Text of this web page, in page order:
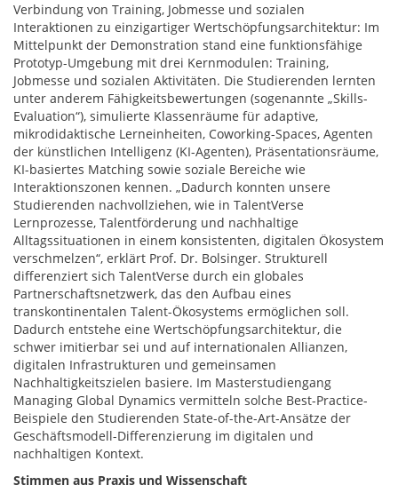
Verbindung von Training, Jobmesse und sozialen
Interaktionen zu einzigartiger Wertschöpfungsarchitektur: Im
Mittelpunkt der Demonstration stand eine funktionsfähige
Prototyp-Umgebung mit drei Kernmodulen: Training,
Jobmesse und sozialen Aktivitäten. Die Studierenden lernten
unter anderem Fähigkeitsbewertungen (sogenannte „Skills-
Evaluation“), simulierte Klassenräume für adaptive,
mikrodidaktische Lerneinheiten, Coworking-Spaces, Agenten
der künstlichen Intelligenz (KI-Agenten), Präsentationsräume,
KI-basiertes Matching sowie soziale Bereiche wie
Interaktionszonen kennen. „Dadurch konnten unsere
Studierenden nachvollziehen, wie in TalentVerse
Lernprozesse, Talentförderung und nachhaltige
Alltagssituationen in einem konsistenten, digitalen Ökosystem
verschmelzen“, erklärt Prof. Dr. Bolsinger. Strukturell
differenziert sich TalentVerse durch ein globales
Partnerschaftsnetzwerk, das den Aufbau eines
transkontinentalen Talent-Ökosystems ermöglichen soll.
Dadurch entstehe eine Wertschöpfungsarchitektur, die
schwer imitierbar sei und auf internationalen Allianzen,
digitalen Infrastrukturen und gemeinsamen
Nachhaltigkeitszielen basiere.​​ Im Masterstudiengang
Managing Global Dynamics vermitteln solche Best-Practice-
Beispiele den Studierenden State-of-the-Art-Ansätze der
Geschäftsmodell-Differenzierung im digitalen und
nachhaltigen Kontext.
Stimmen aus Praxis und Wissenschaft